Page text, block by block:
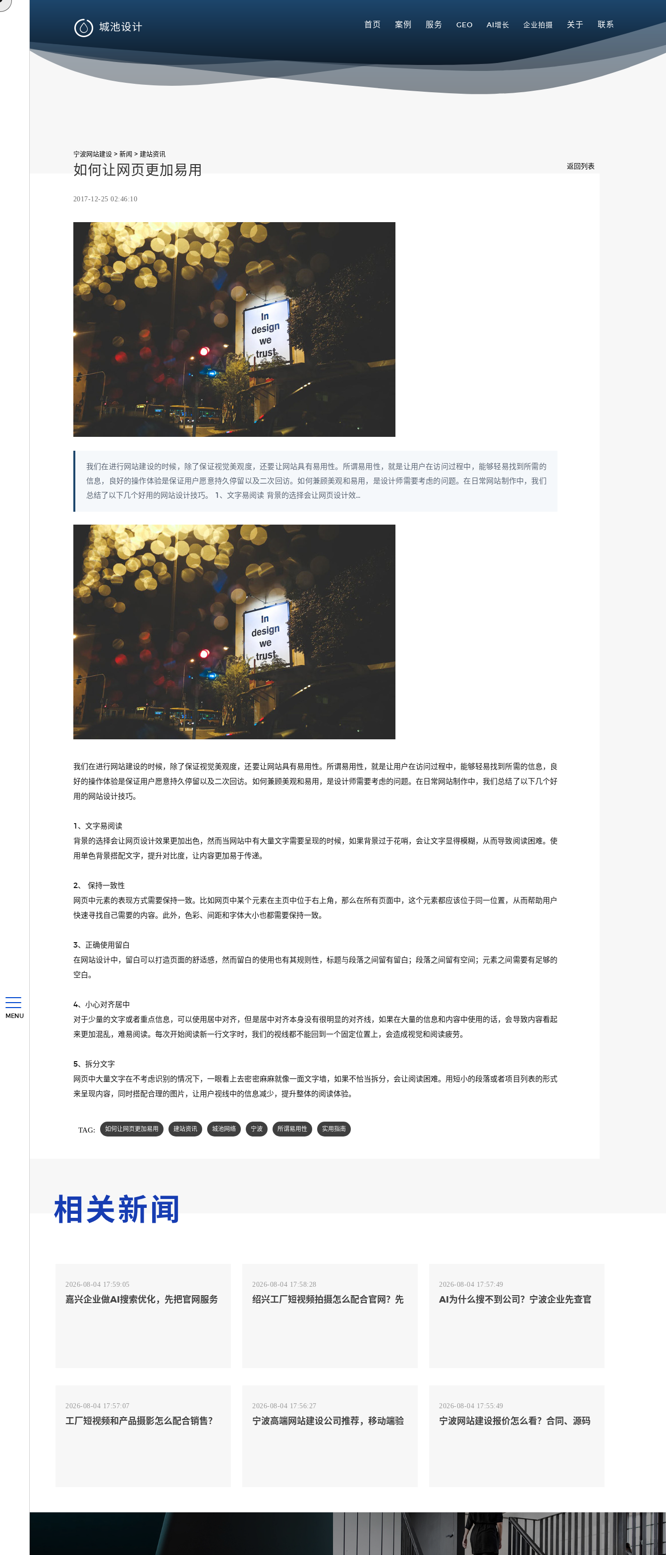
MENU
 首页 案例 服务 GEO AI增长 企业拍摄 关于 联系
宁波网站建设> 新闻 > 建站资讯
返回列表
如何让网页更加易用
2017-12-25 02:46:10
我们在进行网站建设的时候，除了保证视觉美观度，还要让网站具有易用性。所谓易用性，就是让用户在访问过程中，能够轻易找到所需的
信息，良好的操作体验是保证用户愿意持久停留以及二次回访。如何兼顾美观和易用，是设计师需要考虑的问题。在日常网站制作中，我们
总结了以下几个好用的网站设计技巧。 1、文字易阅读 背景的选择会让网页设计效...
我们在进行网站建设的时候，除了保证视觉美观度，还要让网站具有易用性。所谓易用性，就是让用户在访问过程中，能够轻易找到所需的信息，良
好的操作体验是保证用户愿意持久停留以及二次回访。如何兼顾美观和易用，是设计师需要考虑的问题。在日常网站制作中，我们总结了以下几个好
用的网站设计技巧。
1、文字易阅读
背景的选择会让网页设计效果更加出色，然而当网站中有大量文字需要呈现的时候，如果背景过于花哨，会让文字显得模糊，从而导致阅读困难。使
用单色背景搭配文字，提升对比度，让内容更加易于传递。
2、 保持一致性
网页中元素的表现方式需要保持一致。比如网页中某个元素在主页中位于右上角，那么在所有页面中，这个元素都应该位于同一位置，从而帮助用户
快速寻找自己需要的内容。此外，色彩、间距和字体大小也都需要保持一致。
3、正确使用留白
在网站设计中，留白可以打造页面的舒适感，然而留白的使用也有其规则性，标题与段落之间留有留白；段落之间留有空间；元素之间需要有足够的
空白。
4、小心对齐居中
对于少量的文字或者重点信息，可以使用居中对齐，但是居中对齐本身没有很明显的对齐线，如果在大量的信息和内容中使用的话，会导致内容看起
来更加混乱，难易阅读。每次开始阅读新一行文字时，我们的视线都不能回到一个固定位置上，会造成视觉和阅读疲劳。
5、拆分文字
网页中大量文字在不考虑识别的情况下，一眼看上去密密麻麻就像一面文字墙，如果不恰当拆分，会让阅读困难。用短小的段落或者项目列表的形式
来呈现内容，同时搭配合理的图片，让用户视线中的信息减少，提升整体的阅读体验。
TAG: 如何让网页更加易用 建站资讯 城池网络 宁波 所谓易用性 实用指南
相关新闻
2026-08-04 17:59:05
嘉兴企业做AI搜索优化，先把官网服务
2026-08-04 17:58:28
绍兴工厂短视频拍摄怎么配合官网？先
2026-08-04 17:57:49
AI为什么搜不到公司？宁波企业先查官
2026-08-04 17:57:07
工厂短视频和产品摄影怎么配合销售？
2026-08-04 17:56:27
宁波高端网站建设公司推荐，移动端验
2026-08-04 17:55:49
宁波网站建设报价怎么看？合同、源码
宁波制造业网站建设公司怎么选？先看